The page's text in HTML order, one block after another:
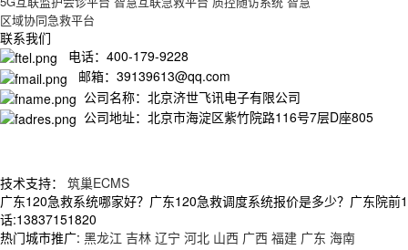
区域协同急救平台
联系我们
电话：400-179-9228
邮箱：39139613@qq.com
公司名称：北京济世飞讯电子有限公司
公司地址：北京市海淀区紫竹院路116号7层D座805
技术支持： 筑巢ECMS
广东120急救系统哪家好？广东120急救调度系统报价是多少？广东院
话:13837151820
热门城市推广: 黑龙江 吉林 辽宁 河北 山西 广西 福建 广东 海南